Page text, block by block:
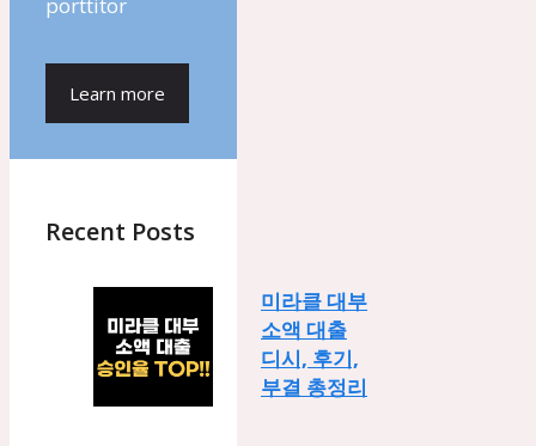
Learn more
Recent Posts
미라클 대부
소액 대출
디시, 후기,
부결 총정리